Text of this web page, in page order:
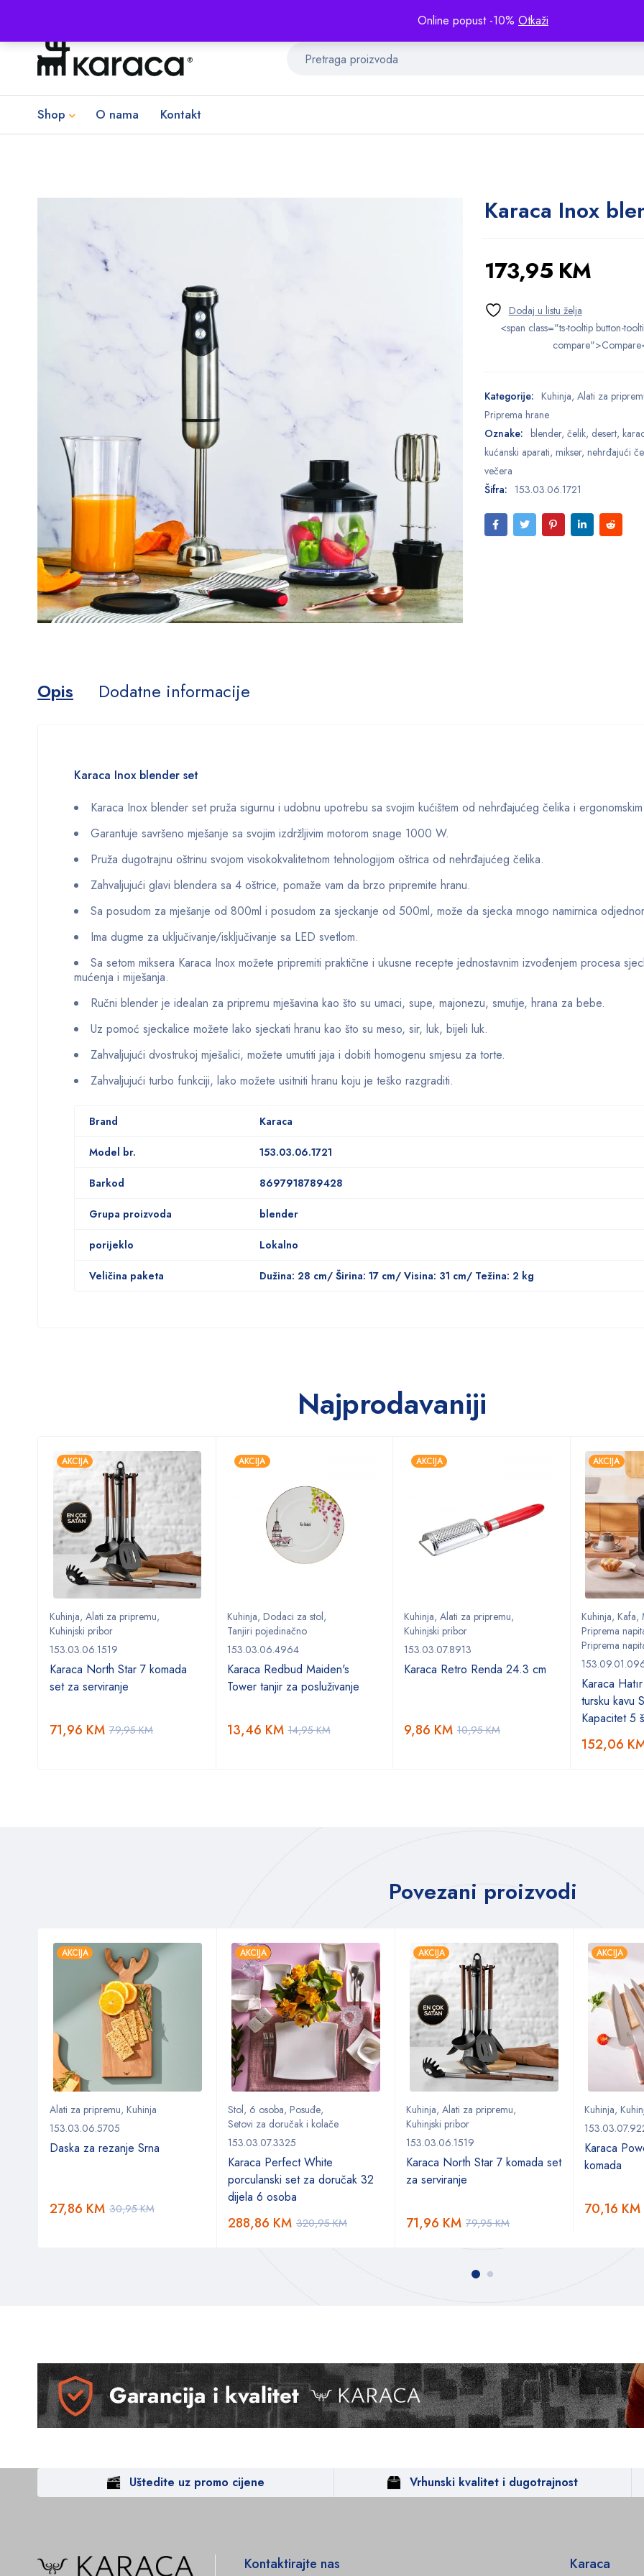
Online popust -10% Otkaži
Shop O nama Kontakt
Karaca Inox
173,95 KM
<span class="ts-tooltip button-
Kategorije: Kuhinja, Alati za
Priprema hrane
Oznake: blender, čelik, desert,
kućanski aparati, mikser, nehrđajući
večera
Šifra: 153.03.06.1721
Opis Dodatne informacije
Karaca Inox blender set
Karaca Inox blender set pruža sigurnu i udobnu upotrebu sa svojim kućištem od nehrđajućeg čelika i
Garantuje savršeno mješanje sa svojim izdržljivim motorom snage 1000 W.
Pruža dugotrajnu oštrinu svojom visokokvalitetnom tehnologijom oštrica od nehrđajućeg čelika.
Zahvaljujući glavi blendera sa 4 oštrice, pomaže vam da brzo pripremite hranu.
Sa posudom za mješanje od 800ml i posudom za sjeckanje od 500ml, može da sjecka mnogo namirnica
Ima dugme za uključivanje/isključivanje sa LED svetlom.
Sa setom miksera Karaca Inox možete pripremiti praktične i ukusne recepte jednostavnim izvođenjem procesa
mućenja i miješanja.
Ručni blender je idealan za pripremu mješavina kao što su umaci, supe, majonezu, smutije, hrana za bebe.
Uz pomoć sjeckalice možete lako sjeckati hranu kao što su meso, sir, luk, bijeli luk.
Zahvaljujući dvostrukoj mješalici, možete umutiti jaja i dobiti homogenu smjesu za torte.
Zahvaljujući turbo funkciji, lako možete usitniti hranu koju je teško razgraditi.
Brand Karaca
Model br. 153.03.06.1721
Barkod 8697918789428
Grupa proizvoda blender
porijeklo Lokalno
Veličina paketa Dužina: 28 cm/ Širina: 17 cm/ Visina: 31 cm/ Težina: 2 kg
Najprodavaniji
AKCIJA
Kuhinja, Alati za pripremu,
Kuhinjski pribor
153.03.06.1519
Karaca North Star 7 komada
set za serviranje
79,95KM
71,96 KM
AKCIJA
Kuhinja, Dodaci za stol,
Tanjiri pojedinačno
153.03.06.4964
Karaca Redbud Maiden's
Tower tanjir za posluživanje
14,95KM
13,46 KM
AKCIJA
Kuhinja, Alati za pripremu,
Kuhinjski pribor
153.03.07.8913
Karaca Retro Renda 24.3 cm
10,95KM
9,86 KM
AKCIJA
Kuhinja, Kafa,
Priprema
Priprema
Karaca
tursku kavu
Kapacitet 5
152,06
Povezani proizvodi
AKCIJA
Alati za pripremu, Kuhinja
153.03.06.5705
Daska za rezanje Srna
30,95KM
27,86 KM
AKCIJA
Stol, 6 osoba, Posuđe,
Setovi za doručak i kolače
153.03.07.3325
Karaca Perfect White
porculanski set za doručak 32
dijela 6 osoba
320,95KM
288,86 KM
AKCIJA
Kuhinja, Alati za pripremu,
Kuhinjski pribor
153.03.06.1519
Karaca North Star 7 komada set
za serviranje
79,95KM
71,96 KM
AKCIJA
Kuhinja,
Karaca
komada
70,16 KM
Uštedite uz promo cijene Vrhunski kvalitet i dugotrajnost
Kontaktirajte nas Karaca